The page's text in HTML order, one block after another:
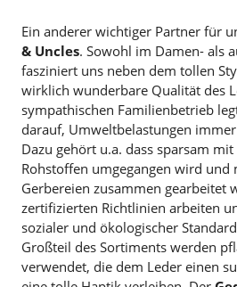
Ein anderer wichtiger Partner für
& Uncles. Sowohl im Damen- als
fasziniert uns neben dem tollen
wirklich wunderbare Qualität des
sympathischen Familienbetrieb
darauf, Umweltbelastungen
Dazu gehört u.a. dass sparsam mit
Rohstoffen umgegangen wird und
Gerbereien zusammen gearbeitet
zertifizierten Richtlinien arbeiten
sozialer und ökologischer
Großteil des Sortiments werden
verwendet, die dem Leder einen